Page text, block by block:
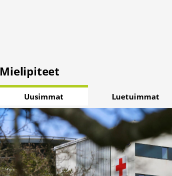
Mielipiteet
Uusimmat Luetuimmat